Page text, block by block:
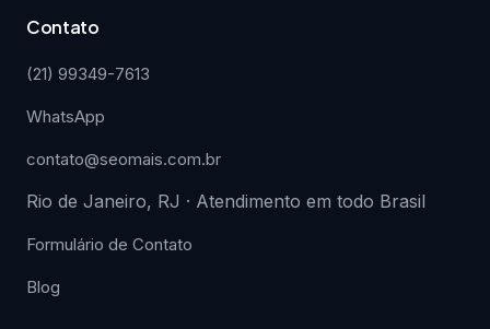
Contato
(21) 99349-7613
WhatsApp
contato@seomais.com.br
Rio de Janeiro, RJ · Atendimento em todo Brasil
Formulário de Contato
Blog